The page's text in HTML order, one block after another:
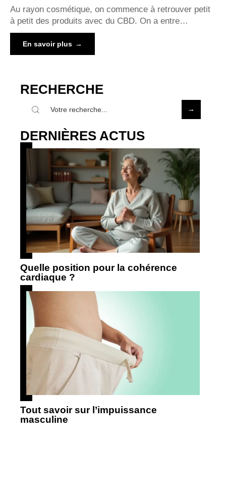
Au rayon cosmétique, on commence à retrouver petit
à petit des produits avec du CBD. On a entre…
En savoir plus
RECHERCHE
DERNIÈRES ACTUS
Quelle position pour la cohérence
cardiaque ?
Tout savoir sur l’impuissance
masculine